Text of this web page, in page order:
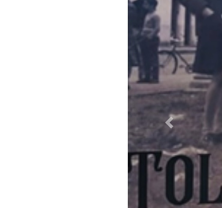
Previous